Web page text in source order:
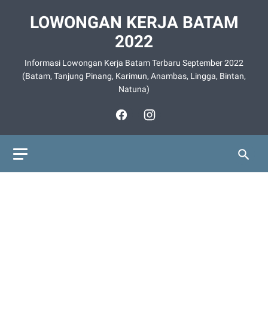
LOWONGAN KERJA BATAM
2022
Informasi Lowongan Kerja Batam Terbaru September 2022
(Batam, Tanjung Pinang, Karimun, Anambas, Lingga, Bintan,
Natuna)